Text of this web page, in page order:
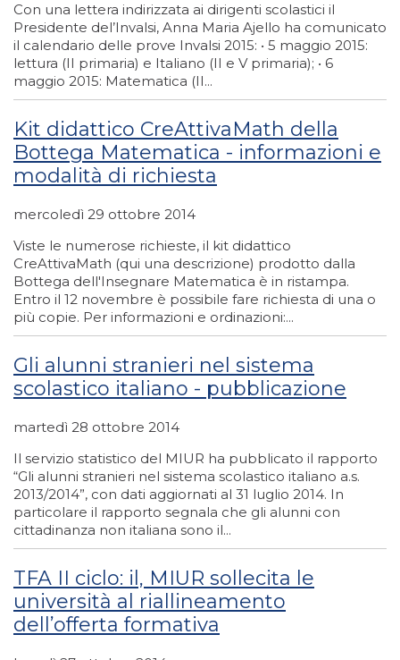
Con una lettera indirizzata ai dirigenti scolastici il
Presidente del’Invalsi, Anna Maria Ajello ha comunicato
il calendario delle prove Invalsi 2015: • 5 maggio 2015:
lettura (II primaria) e Italiano (II e V primaria); • 6
maggio 2015: Matematica (II...
Kit didattico CreAttivaMath della
Bottega Matematica - informazioni e
modalità di richiesta
mercoledì 29 ottobre 2014
Viste le numerose richieste, il kit didattico
CreAttivaMath (qui una descrizione) prodotto dalla
Bottega dell'Insegnare Matematica è in ristampa.
Entro il 12 novembre è possibile fare richiesta di una o
più copie. Per informazioni e ordinazioni:...
Gli alunni stranieri nel sistema
scolastico italiano - pubblicazione
martedì 28 ottobre 2014
Il servizio statistico del MIUR ha pubblicato il rapporto
“Gli alunni stranieri nel sistema scolastico italiano a.s.
2013/2014”, con dati aggiornati al 31 luglio 2014. In
particolare il rapporto segnala che gli alunni con
cittadinanza non italiana sono il...
TFA II ciclo: il, MIUR sollecita le
università al riallineamento
dell’offerta formativa